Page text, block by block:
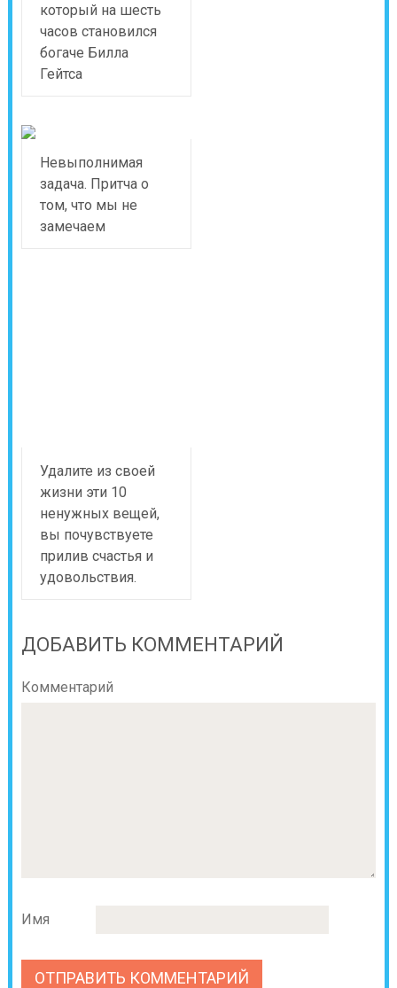
который на шесть
часов становился
богаче Билла
Гейтса
Невыполнимая
задача. Притча о
том, что мы не
замечаем
Удалите из своей
жизни эти 10
ненужных вещей,
вы почувствуете
прилив счастья и
удовольствия.
ДОБАВИТЬ КОММЕНТАРИЙ
Комментарий
Имя